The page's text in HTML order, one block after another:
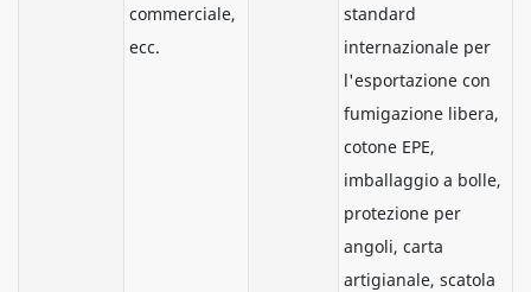
commerciale,
ecc.
standard
internazionale per
l'esportazione con
fumigazione libera,
cotone EPE,
imballaggio a bolle,
protezione per
angoli, carta
artigianale, scatola